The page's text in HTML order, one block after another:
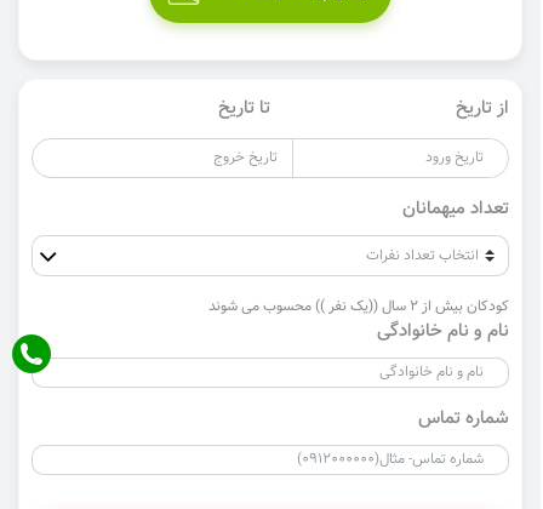
از تاریخ تا تاریخ
تعداد میهمانان
کودکان بیش از 2 سال ((یک نفر )) محسوب می شوند
نام و نام خانوادگی
شماره تماس